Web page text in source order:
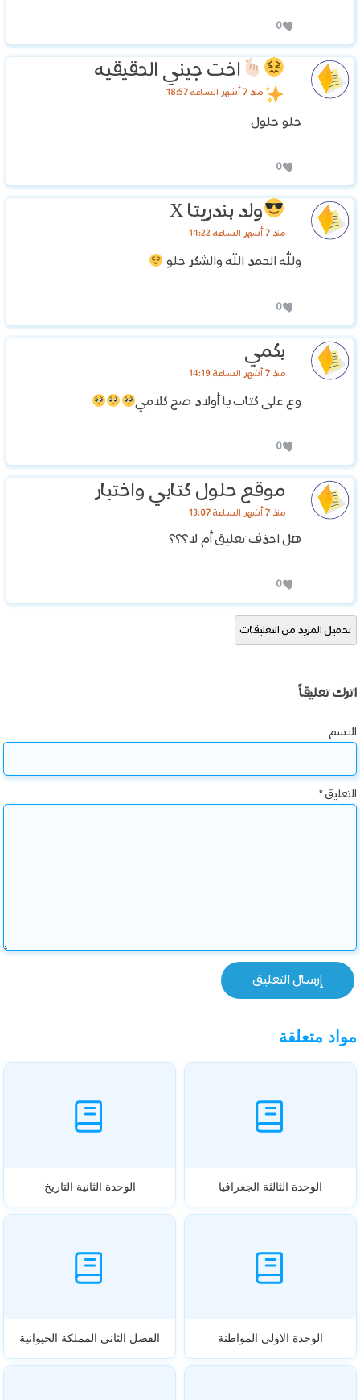
0
اخت جيني الحقيقيه
منذ 7 أشهر الساعة 18:57
حلو حلول
0
ولد بندريتا X
منذ 7 أشهر الساعة 14:22
ولله الحمد الله والشكر حلو
0
بكمي
منذ 7 أشهر الساعة 14:19
وع على كتاب يا أولاد صح كلامي
0
موقع حلول كتابي واختبار
منذ 7 أشهر الساعة 13:07
هل احذف تعليق أم لا؟؟؟
0
تحميل المزيد من التعليقات
اترك تعليقاً
الاسم
التعليق*
مواد متعلقة
الوحدة الثالثة الجغرافيا الوحدة الثانية التاريخ
الوحدة الاولى المواطنة الفصل الثاني المملكة الحيوانية